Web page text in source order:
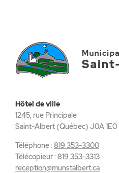
Hôtel de ville
1245, rue Principale
Saint-Albert (Québec) J0A 1E0
Téléphone :819 353-3300
Télécopieur :819 353-3313
reception@munstalbert.ca